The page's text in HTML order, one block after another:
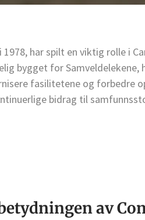
har spilt en viktig rolle i
bygget for
fasilitetene og forbedre
bidrag til
av